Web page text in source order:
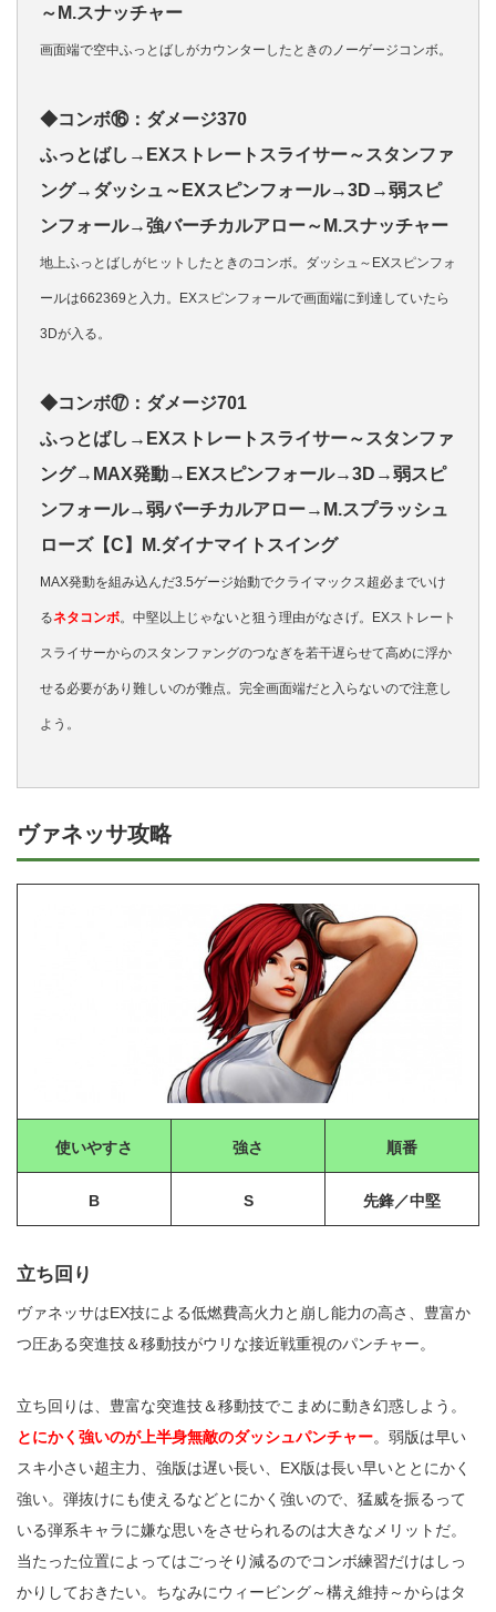
～M.スナッチャー
画面端で空中ふっとばしがカウンターしたときのノーゲージコンボ。
◆コンボ⑯：ダメージ370
ふっとばし→EXストレートスライサー～スタンファ
ング→ダッシュ～EXスピンフォール→3D→弱スピ
ンフォール→強バーチカルアロー～M.スナッチャー
地上ふっとばしがヒットしたときのコンボ。ダッシュ～EXスピンフォ
ールは662369と入力。EXスピンフォールで画面端に到達していたら
3Dが入る。
◆コンボ⑰：ダメージ701
ふっとばし→EXストレートスライサー～スタンファ
ング→MAX発動→EXスピンフォール→3D→弱スピ
ンフォール→弱バーチカルアロー→M.スプラッシュ
ローズ【C】M.ダイナマイトスイング
MAX発動を組み込んだ3.5ゲージ始動でクライマックス超必までいけ
るネタコンボ。中堅以上じゃないと狙う理由がなさげ。EXストレート
スライサーからのスタンファングのつなぎを若干遅らせて高めに浮か
せる必要があり難しいのが難点。完全画面端だと入らないので注意し
よう。
ヴァネッサ攻略
使いやすさ 強さ 順番
B S 先鋒／中堅
立ち回り
ヴァネッサはEX技による低燃費高火力と崩し能力の高さ、豊富か
つ圧ある突進技＆移動技がウリな接近戦重視のパンチャー。
立ち回りは、豊富な突進技＆移動技でこまめに動き幻惑しよう。
とにかく強いのが上半身無敵のダッシュパンチャー。弱版は早い
スキ小さい超主力、強版は遅い長い、EX版は長い早いととにかく
強い。弾抜けにも使えるなどとにかく強いので、猛威を振るって
いる弾系キャラに嫌な思いをさせられるのは大きなメリットだ。
当たった位置によってはごっそり減るのでコンボ練習だけはしっ
かりしておきたい。ちなみにウィービング～構え維持～からはタ